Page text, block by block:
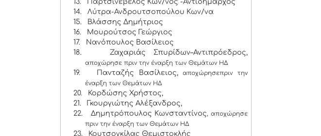
14.
Λύτρα-Ανδρουτσοπούλου Κων/να
15.
Βλάσσης Δημήτριος
16.
Μουρούτσος Γεώργιος
17.
Νανόπουλος Βασίλειος
18.
Ζαχαριάς Σπυρίδων–Αντιπρόεδρος,
αποχώρησε πριν την έναρξη των Θεμάτων ΗΔ
19. Πανταζής Βασίλειος,αποχώρησεπριν την
έναρξη των Θεμάτων ΗΔ
20.
Κορδώσης Χρήστος,
21.
Γκουργιώτης Αλέξανδρος,
22.
Δημητρόπουλος Κωνσταντίνος, αποχώρησε
πριν την έναρξη των Θεμάτων ΗΔ
23.
Κουτσογκίλας Θεμιστοκλής